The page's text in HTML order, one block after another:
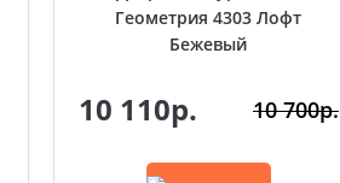
Геометрия 4303 Лофт
Бежевый
10 110р. 10 700р.